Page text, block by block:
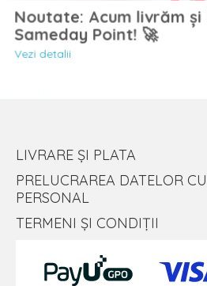
Noutate: Acum livrăm și
Sameday Point! 🚀
Vezi detalii
LIVRARE ȘI PLATA
PRELUCRAREA DATELOR
PERSONAL
TERMENI ȘI CONDIȚII